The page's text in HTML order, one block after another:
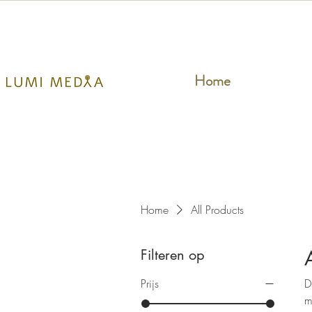
Home
Home All Products
Filteren op
Prijs